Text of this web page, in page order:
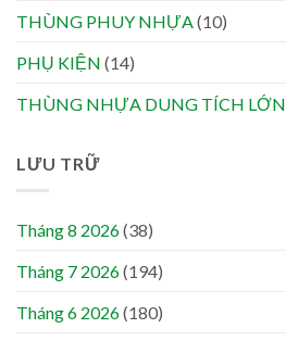
THÙNG PHUY NHỰA(10)
PHỤ KIỆN (14)
THÙNG NHỰA DUNG TÍCH LỚN
LƯU TRỮ
Tháng 8 2026(38)
Tháng 7 2026(194)
Tháng 6 2026(180)